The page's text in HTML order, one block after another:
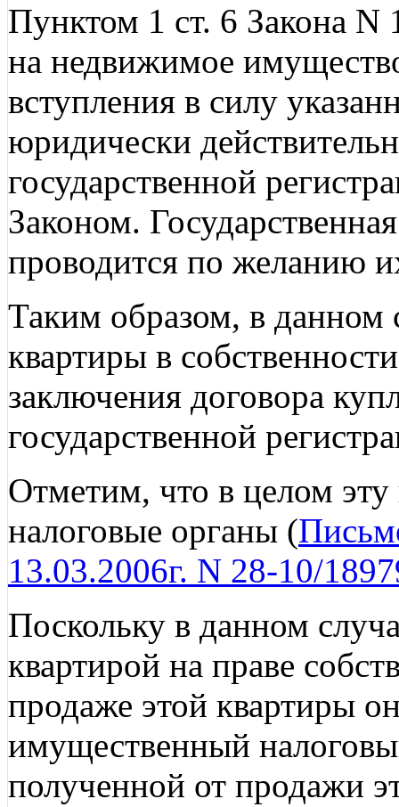
Пунктом 1 ст. 6 Закона N
на недвижимое
вступления в силу
юридически
государственной
Законом.
проводится по желанию
Таким образом, в данном
квартиры в
заключения договора
государственной
Отметим, что в целом
налоговые органы (
13.03.2006г. N 28-10/
Поскольку в данном
квартирой на праве
продаже этой квартиры
имущественный
полученной от продажи